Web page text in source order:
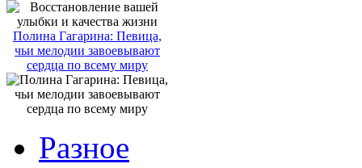
Полина Гагарина: Певица,
чьи мелодии завоевывают
сердца по всему миру
Разное